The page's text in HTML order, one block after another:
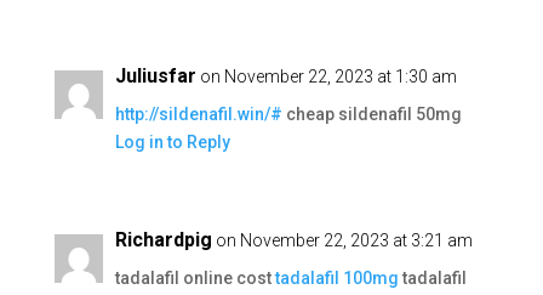
Juliusfar on November 22, 2023 at 1:30 am
http://sildenafil.win/# cheap sildenafil 50mg
Log in to Reply
Richardpig on November 22, 2023 at 3:21 am
tadalafil online costtadalafil 100mgtadalafil